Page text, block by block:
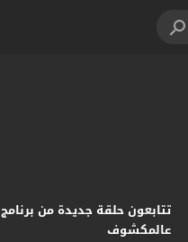
تتابعون حلقة جديدة من برنامج
عالمكشوف